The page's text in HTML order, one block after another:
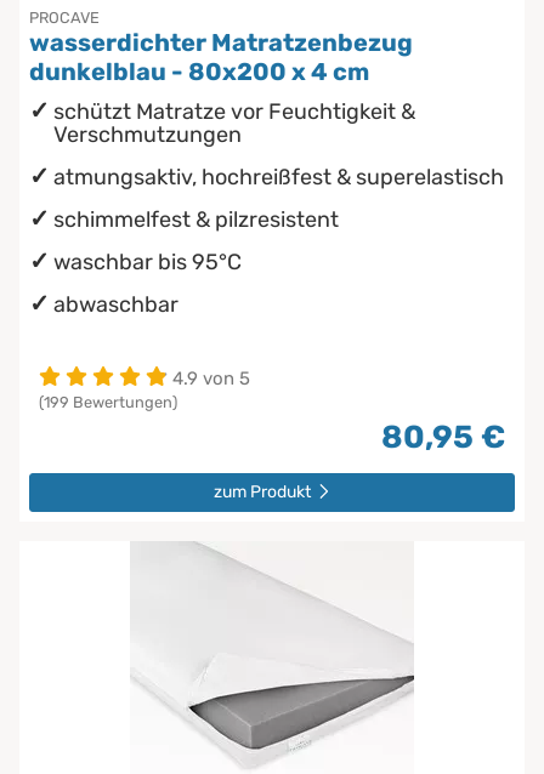
PROCAVE
wasserdichter Matratzenbezug
dunkelblau - 80x200 x 4 cm
schützt Matratze vor Feuchtigkeit &
Verschmutzungen
atmungsaktiv, hochreißfest & superelastisch
schimmelfest & pilzresistent
waschbar bis 95°C
abwaschbar
4.9 von 5
(199 Bewertungen)
80,95 €
zum Produkt